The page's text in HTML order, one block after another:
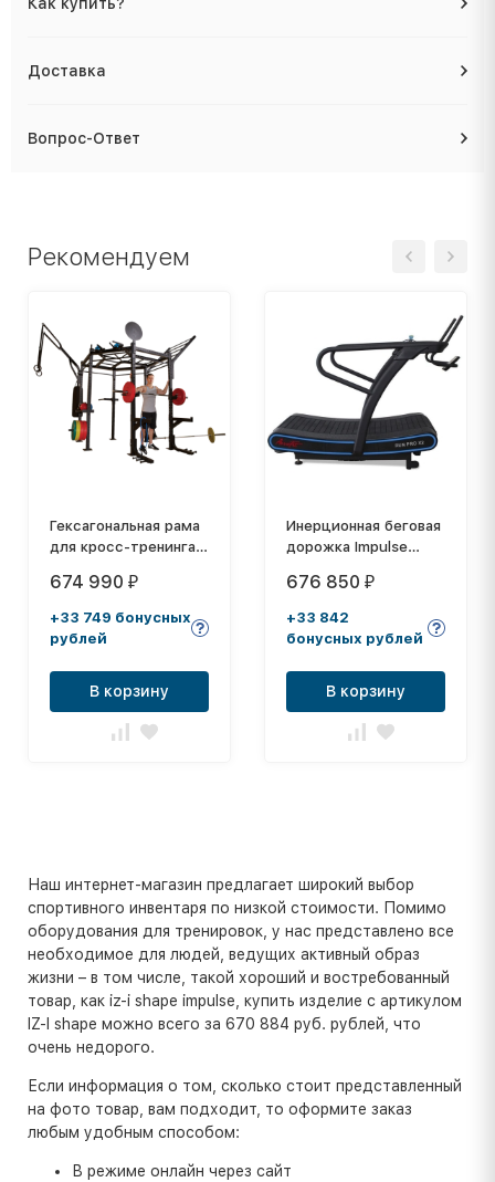
Доставка
Вопрос-Ответ
Рекомендуем
Гексагональная рама
для кросс-тренинга
674 990 ₽
+33 749 бонусных
рублей
В корзину
Инерционная беговая
дорожка Impulse
676 850 ₽
+33 842
бонусных рублей
В корзину
Наш интернет-магазин предлагает широкий выбор
спортивного инвентаря по низкой стоимости. Помимо
оборудования для тренировок, у нас представлено все
необходимое для людей, ведущих активный образ
жизни – в том числе, такой хороший и востребованный
товар, как iz-i shape impulse, купить изделие с артикулом
IZ-I shape можно всего за 670 884 руб. рублей, что
очень недорого.
Если информация о том, сколько стоит представленный
на фото товар, вам подходит, то оформите заказ
любым удобным способом:
В режиме онлайн через сайт